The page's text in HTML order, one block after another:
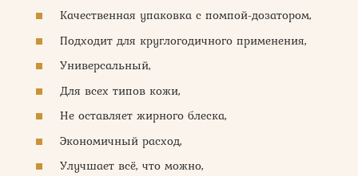
Качественная упаковка с помпой-дозатором,
Подходит для круглогодичного применения,
Универсальный,
Для всех типов кожи,
Не оставляет жирного блеска,
Экономичный расход,
Улучшает всё, что можно,